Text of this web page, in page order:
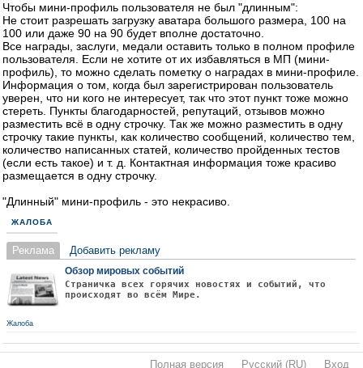
Чтобы мини-профиль пользователя не был "длинным":
Не стоит разрешать загрузку аватара большого размера, 100 на
100 или даже 90 на 90 будет вполне достаточно.
Все награды, заслуги, медали оставить только в полном профиле
пользователя. Если не хотите от их избавляться в МП (мини-
профиль), то можно сделать пометку о наградах в мини-профиле.
Информация о том, когда был зарегистрирован пользователь
уверен, что ни кого не интересует, так что этот пункт тоже можно
стереть. Пункты благодарностей, репутаций, отзывов можно
разместить всё в одну строчку. Так же можно разместить в одну
строчку такие пункты, как количество сообщений, количество тем,
количество написанных статей, количество пройденных тестов
(если есть такое) и т. д. Контактная информация тоже красиво
размещается в одну строчку.
"Длинный" мини-профиль - это некрасиво.
ЖАЛОБА
Реклама Добавить рекламу
Обзор мировых событий
Страничка всех горячих новостях и событий, что
происходят во всём Мире.
Жалоба
Полная версия Русский (RU) Вход